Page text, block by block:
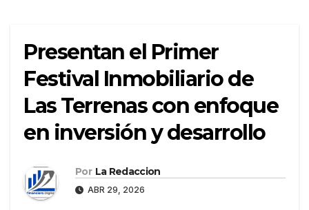
Presentan el Primer
Festival Inmobiliario de
Las Terrenas con enfoque
en inversión y desarrollo
Por La Redaccion
ABR 29, 2026